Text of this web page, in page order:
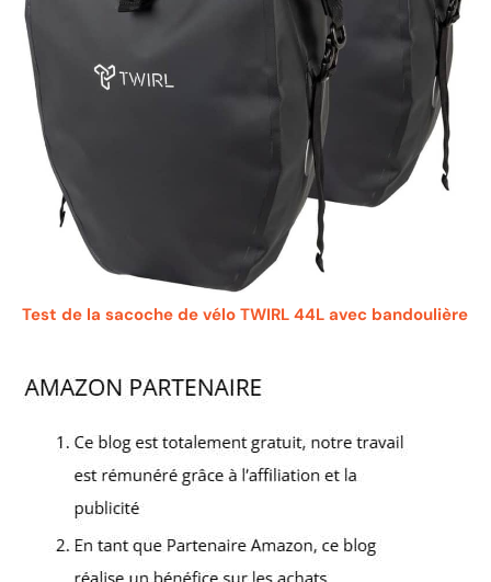
Test de la sacoche de vélo TWIRL 44L avec bandoulière